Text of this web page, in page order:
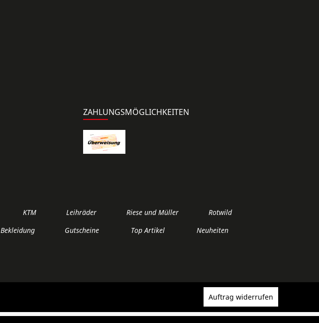
ZAHLUNGSMÖGLICHKEITEN
KTM Leihräder Riese und Müller
Rotwild
Bekleidung Gutscheine Top Artikel
Neuheiten
Auftrag widerrufen